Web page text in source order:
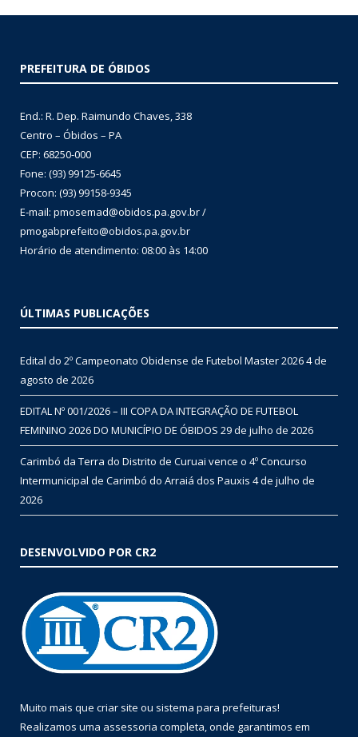
PREFEITURA DE ÓBIDOS
End.: R. Dep. Raimundo Chaves, 338
Centro – Óbidos – PA
CEP: 68250-000
Fone: (93) 99125-6645
Procon: (93) 99158-9345
E-mail: pmosemad@obidos.pa.gov.br /
pmogabprefeito@obidos.pa.gov.br
Horário de atendimento: 08:00 às 14:00
ÚLTIMAS PUBLICAÇÕES
Edital do 2º Campeonato Obidense de Futebol Master 20264 de
agosto de 2026
EDITAL Nº 001/2026 – III COPA DA INTEGRAÇÃO DE FUTEBOL
FEMININO 2026 DO MUNICÍPIO DE ÓBIDOS 29 de julho de 2026
Carimbó da Terra do Distrito de Curuai vence o 4º Concurso
Intermunicipal de Carimbó do Arraiá dos Pauxis 4 de julho de
2026
DESENVOLVIDO POR CR2
Muito mais que criar site ou sistema para prefeituras!
Realizamos uma assessoria completa, onde garantimos em